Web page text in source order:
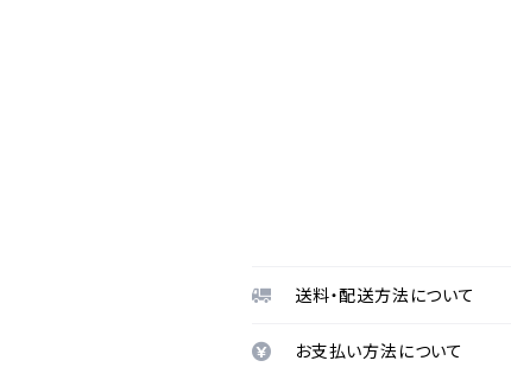
送料・配送方法について
お支払い方法について